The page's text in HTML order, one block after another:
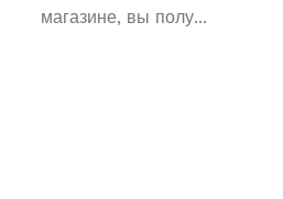
магазине, вы полу...